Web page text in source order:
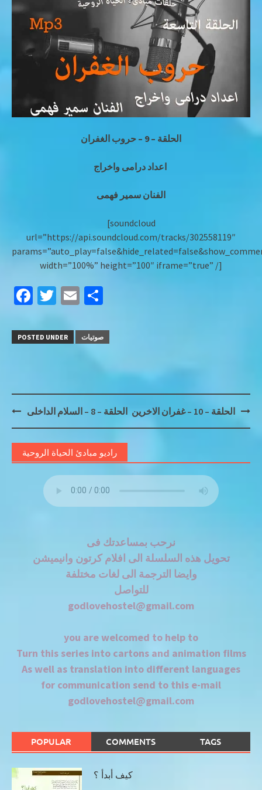
الحلقة – 9 – حروب الغفران
الفنان سمير فهمى
[soundcloud
url=”https://api.soundcloud.com/tracks/302558119″
width=”100%” height=”100″ iframe=”true” /]
Facebook
Twitter
Email
POSTED UNDER صوتيات
Post
الحلقة – 8 – السلام الداخلى الحلقة – 10 – غفران الاخرين
راديو مبادئ الحياة الروحية
نرحب بمساعدتك فى
تحويل هذه السلسلة الى افلام كرتون وانيميشن
وايضا الترجمة الى لغات مختلفة
للتواصل
godlovehostel@gmail.com
you are welcomed to help to
Turn this series into cartons and animation films
As well as translation into different languages
for communication send to this e-mail
godlovehostel@gmail.com
POPULAR COMMENTS TAGS
كيف أبدأ ؟